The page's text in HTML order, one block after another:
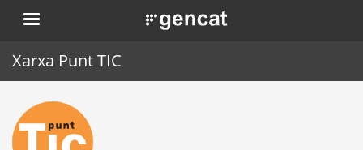
Skip
to
. Obre en una nova finestra.
Xarxa Punt TIC
Home
Punt TIC